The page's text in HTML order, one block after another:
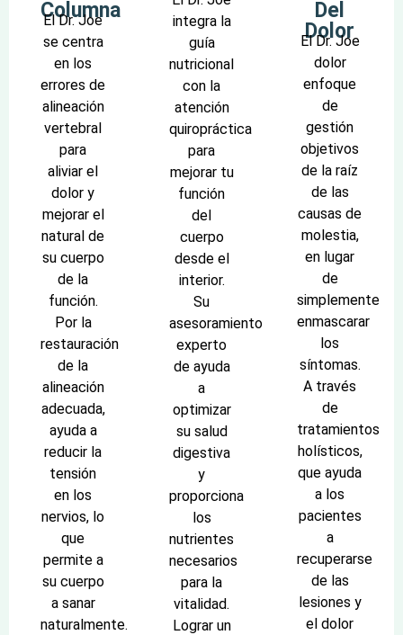
Columna
El Dr. Joe
se centra
en los
errores de
alineación
vertebral
para
aliviar el
dolor y
mejorar el
natural de
su cuerpo
de la
función.
Por la
restauración
de la
alineación
adecuada,
ayuda a
reducir la
tensión
en los
nervios, lo
que
permite a
su cuerpo
a sanar
naturalmente.
integra la
guía
nutricional
con la
atención
quiropráctica
para
mejorar tu
función
del
cuerpo
desde el
interior.
Su
asesoramiento
experto
de ayuda
a
optimizar
su salud
digestiva
y
proporciona
los
nutrientes
necesarios
para la
vitalidad.
Lograr un
Del
Dolor
El Dr. Joe
dolor
enfoque
de
gestión
objetivos
de la raíz
de las
causas de
molestia,
en lugar
de
simplemente
enmascarar
los
síntomas.
A través
de
tratamientos
holísticos,
que ayuda
a los
pacientes
a
recuperarse
de las
lesiones y
el dolor